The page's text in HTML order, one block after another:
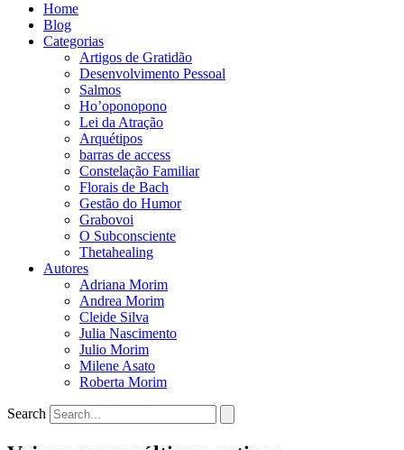
Home
Blog
Categorias
Artigos de Gratidão
Desenvolvimento Pessoal
Salmos
Ho’oponopono
Lei da Atração
Arquétipos
barras de access
Constelação Familiar
Florais de Bach
Gestão do Humor
Grabovoi
O Subconsciente
Thetahealing
Autores
Adriana Morim
Andrea Morim
Cleide Silva
Julia Nascimento
Julio Morim
Milene Asato
Roberta Morim
Search